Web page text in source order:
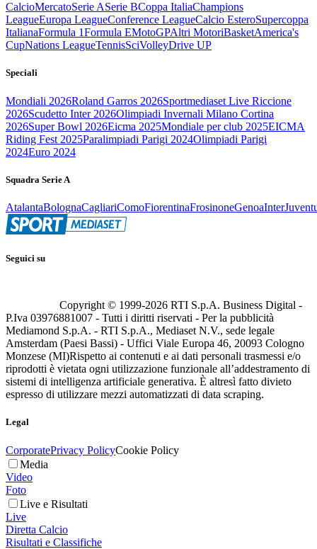
CalcioMercatoSerie ASerie BCoppa ItaliaChampions
LeagueEuropa LeagueConference LeagueCalcio EsteroSupercoppa
ItalianaFormula 1Formula EMotoGPAltri MotoriBasketAmerica's
CupNations LeagueTennisSciVolleyDrive UP
Speciali
Mondiali 2026Roland Garros 2026Sportmediaset Live Riccione
2026Scudetto Inter 2026Olimpiadi Invernali Milano Cortina
2026Super Bowl 2026Eicma 2025Mondiale per club 2025EICMA
Riding Fest 2025Paralimpiadi Parigi 2024Olimpiadi Parigi
2024Euro 2024
Squadra Serie A
AtalantaBolognaCagliariComoFiorentinaFrosinoneGenoaInter
Seguici su
Copyright © 1999-2026 RTI S.p.A. Business Digital -
P.Iva 03976881007 - Tutti i diritti riservati - Per la pubblicità
Mediamond S.p.A. - RTI S.p.A., Mediaset N.V., sede legale
Amsterdam (Paesi Bassi) - Uffici Viale Europa 46, 20093 Cologno
Monzese (MI)Rispetto ai contenuti e ai dati personali trasmessi e/o
riprodotti è vietata ogni utilizzazione funzionale all’addestramento di
sistemi di intelligenza artificiale generativa. È altresì fatto divieto
espresso di utilizzare mezzi automatizzati di data scraping.
Legal
CorporatePrivacy PolicyCookie Policy
Media
Video
Foto
Live e Risultati
Live
Diretta Calcio
Risultati e Classifiche